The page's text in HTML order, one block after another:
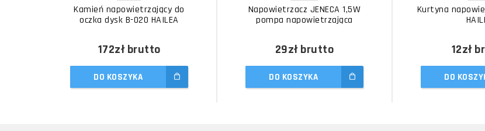
Kamień napowietrzający do
oczka dysk B-020 HAILEA
172złbrutto
DO KOSZYKA
Napowietrzacz JENECA 1,5W
pompa napowietrzająca
29złbrutto
DO KOSZYKA
Kurtyna
12zł
DO